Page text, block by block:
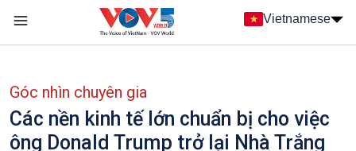
Nhảy đến nội dung
Vietnamese
Góc nhìn chuyên gia
Các nền kinh tế lớn chuẩn bị cho việc
ông Donald Trump trở lại Nhà Trắng